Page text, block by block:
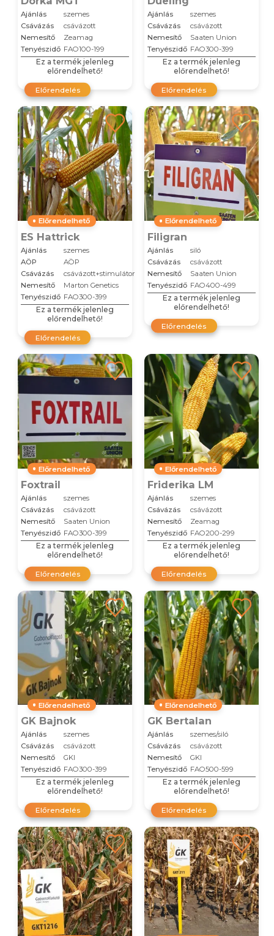
Ajánlás
szemes
Csávázás
csávázott
Nemesítő
Zeamag
Tenyészidő FAO100-199
Ez a termék jelenleg
előrendelhető!
Előrendelés
Ajánlás
szemes
Csávázás
csávázott
Nemesítő
Saaten Union
Tenyészidő FAO300-399
Ez a termék jelenleg
előrendelhető!
Előrendelés
Előrendelhető
ES Hattrick
Ajánlás
szemes
AÖP
AÖP
Csávázás
csávázott+stimulátor
Nemesítő
Marton Genetics
Tenyészidő FAO300-399
Ez a termék jelenleg
előrendelhető!
Előrendelés
Előrendelhető
Filigran
Ajánlás
siló
Csávázás
csávázott
Nemesítő
Saaten Union
Tenyészidő FAO400-499
Ez a termék jelenleg
előrendelhető!
Előrendelés
Előrendelhető
Foxtrail
Ajánlás
szemes
Csávázás
csávázott
Nemesítő
Saaten Union
Tenyészidő FAO300-399
Ez a termék jelenleg
előrendelhető!
Előrendelés
Előrendelhető
Friderika LM
Ajánlás
szemes
Csávázás
csávázott
Nemesítő
Zeamag
Tenyészidő FAO200-299
Ez a termék jelenleg
előrendelhető!
Előrendelés
Előrendelhető
GK Bajnok
Ajánlás
szemes
Csávázás
csávázott
Nemesítő
GKI
Tenyészidő FAO300-399
Ez a termék jelenleg
előrendelhető!
Előrendelés
Előrendelhető
GK Bertalan
Ajánlás
szemes/siló
Csávázás
csávázott
Nemesítő
GKI
Tenyészidő FAO500-599
Ez a termék jelenleg
előrendelhető!
Előrendelés